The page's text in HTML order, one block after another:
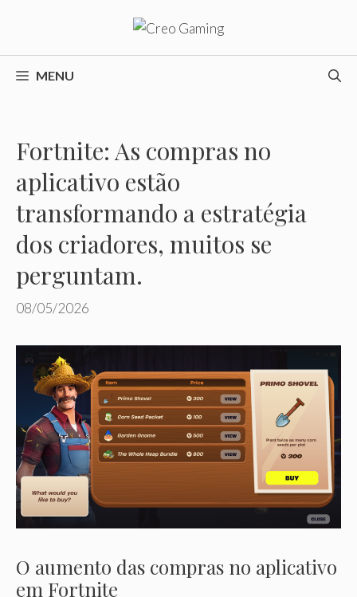
o
conteúdoMENU
Fortnite: As compras no
aplicativo estão
transformando a estratégia
dos criadores, muitos se
perguntam.
08/05/2026
O aumento das compras no aplicativo
em Fortnite